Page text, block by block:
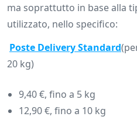
ma soprattutto in base alla
utilizzato, nello specifico:
Poste Delivery Standard
20 kg)
9,40 €, fino a 5 kg
12,90 €, fino a 10 kg